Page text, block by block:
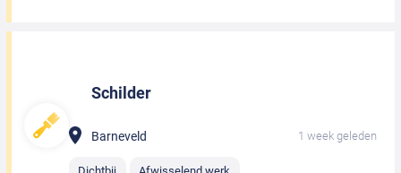
Schilder
Barneveld 1 week geleden